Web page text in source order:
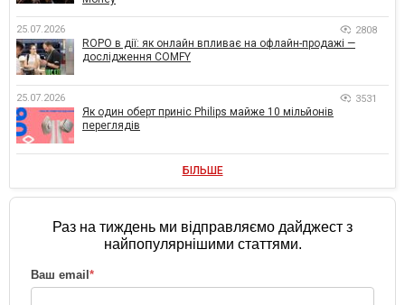
25.07.2026 2808
ROPO в дії: як онлайн впливає на офлайн-продажі —
дослідження COMFY
25.07.2026 3531
Як один оберт приніс Philips майже 10 мільйонів
переглядів
БІЛЬШЕ
Раз на тиждень ми відправляємо дайджест з
найпопулярнішими статтями.
Ваш email *